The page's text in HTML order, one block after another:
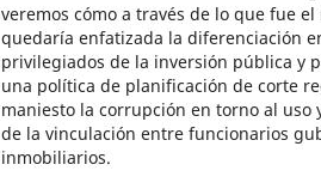
veremos cómo a través de lo que fue
quedaría enfatizada la diferenciación
privilegiados de la inversión pública y
una política de planificación de corte
maniesto la corrupción en torno al
de la vinculación entre funcionarios
inmobiliarios.